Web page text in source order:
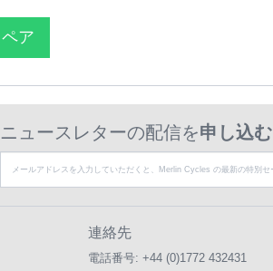
ア
ニュースレターの配信を申し込む
連絡先
電話番号: +44 (0)1772 432431